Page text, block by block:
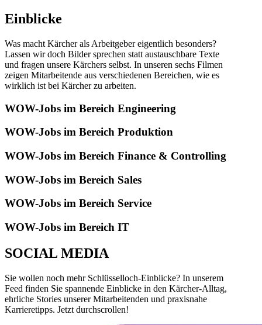
Einblicke
Was macht Kärcher als Arbeitgeber eigentlich besonders?
Lassen wir doch Bilder sprechen statt austauschbare Texte
und fragen unsere Kärchers selbst. In unseren sechs Filmen
zeigen Mitarbeitende aus verschiedenen Bereichen, wie es
wirklich ist bei Kärcher zu arbeiten.
WOW-Jobs im Bereich Engineering
WOW-Jobs im Bereich Produktion
WOW-Jobs im Bereich Finance & Controlling
WOW-Jobs im Bereich Sales
WOW-Jobs im Bereich Service
WOW-Jobs im Bereich IT
SOCIAL MEDIA
Sie wollen noch mehr Schlüsselloch-Einblicke? In unserem
Feed finden Sie spannende Einblicke in den Kärcher-Alltag,
ehrliche Stories unserer Mitarbeitenden und praxisnahe
Karrieretipps. Jetzt durchscrollen!